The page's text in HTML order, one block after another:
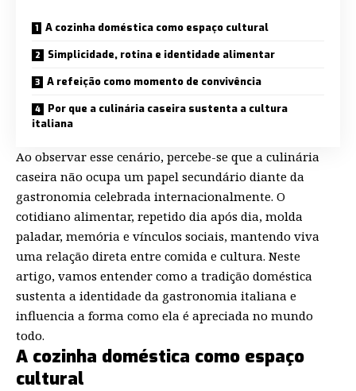
A cozinha doméstica como espaço cultural
Simplicidade, rotina e identidade alimentar
A refeição como momento de convivência
Por que a culinária caseira sustenta a cultura
italiana
Ao observar esse cenário, percebe-se que a culinária
caseira não ocupa um papel secundário diante da
gastronomia celebrada internacionalmente. O
cotidiano alimentar, repetido dia após dia, molda
paladar, memória e vínculos sociais, mantendo viva
uma relação direta entre comida e cultura. Neste
artigo, vamos entender como a tradição doméstica
sustenta a identidade da gastronomia italiana e
influencia a forma como ela é apreciada no mundo
todo.
A cozinha doméstica como espaço
cultural